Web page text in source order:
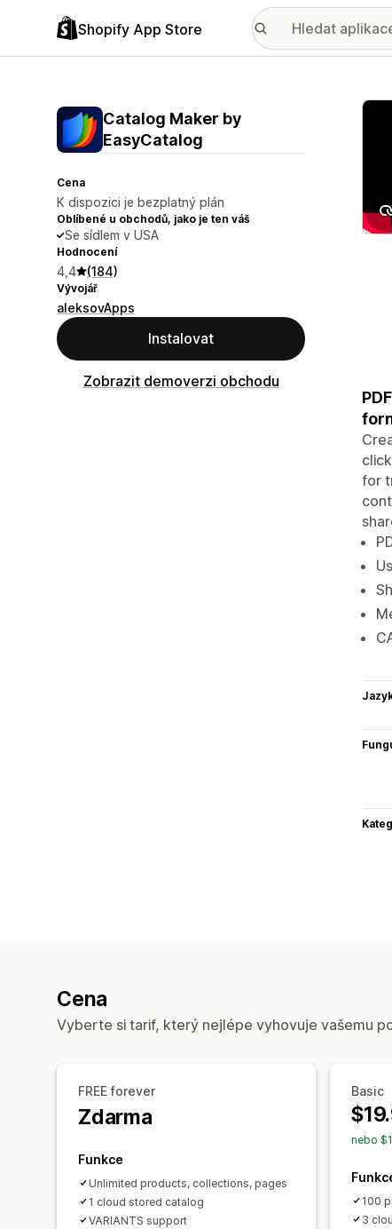
Shopify App Store
Catalog Maker by
EasyCatalog
Cena
K dispozici je bezplatný plán
Oblíbené u obchodů, jako je ten váš
Se sídlem v USA
Hodnocení
4,4 (184)
Vývojář
aleksovApps
Instalovat
Zobrazit demoverzi obchodu
for
Cena
Vyberte si tarif, který nejlépe vyhovuje vašemu
FREE forever
Zdarma
Funkce
Unlimited products, collections, pages
1 cloud stored catalog
VARIANTS support
Basic
nebo
100
3